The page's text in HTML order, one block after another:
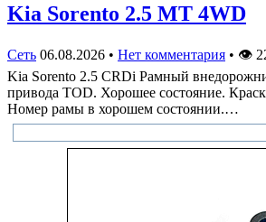
Kia Sorento 2.5 MT 4WD
Сеть 06.08.2026 • Нет комментария • 👁
Kia Sorento 2.5 CRDi Рамный
привода TOD. Хорошее состояние.
Номер рамы в хорошем состоянии.…